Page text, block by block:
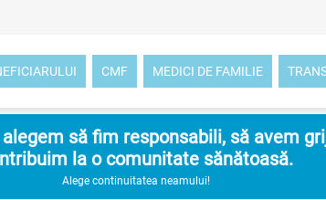
CMF MEDICI DE FAMILIE
să fim responsabili, să avem
la o comunitate sănătoasă.
Alege continuitatea neamului!